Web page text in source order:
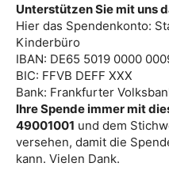
Unterstützen Sie mit uns
Hier das Spendenkonto:
Kinderbüro
IBAN: DE65 5019 0000
BIC: FFVB DEFF XXX
Bank: Frankfurter
Ihre Spende immer mit
49001001 und dem
versehen, damit die
kann. Vielen Dank.